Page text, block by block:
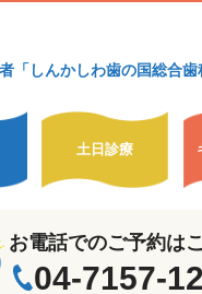
土日診療
お電話でのご予約は
04-7157-